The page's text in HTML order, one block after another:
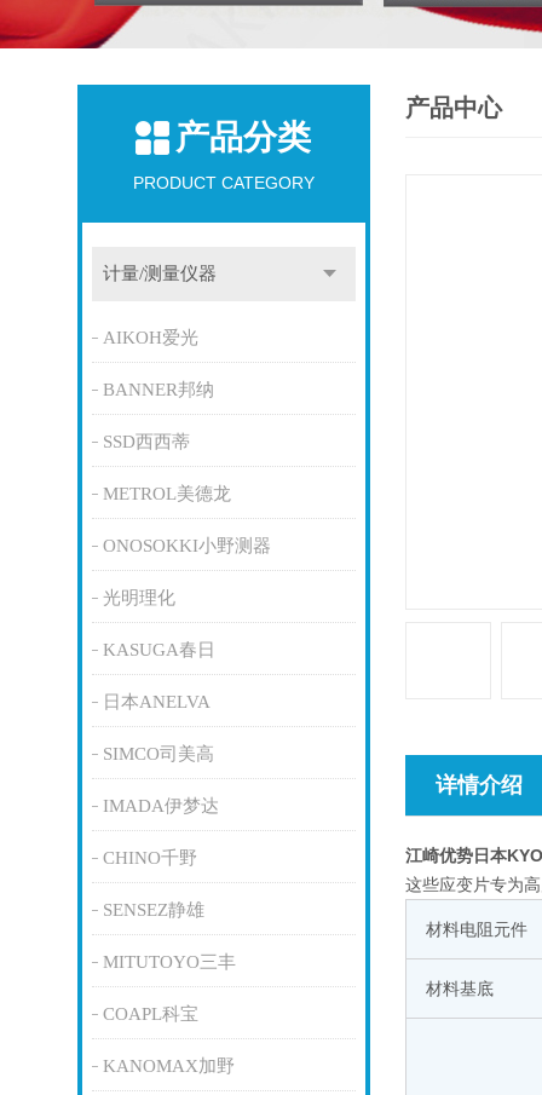
产品分类
PRODUCT CATEGORY
计量/测量仪器
AIKOH爱光
BANNER邦纳
SSD西西蒂
METROL美德龙
ONOSOKKI小野测器
光明理化
KASUGA春日
日本ANELVA
SIMCO司美高
IMADA伊梦达
CHINO千野
SENSEZ静雄
MITUTOYO三丰
COAPL科宝
KANOMAX加野
产品中心
详情介绍
江崎优势日本
这些应变片专为
材料电阻元件
材料基底